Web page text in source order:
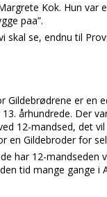
Kok. Hun var
paa”.
se, endnu til
Gildebrødrene er en
århundrede. Der
12-mandsed, det
en Gildebroder for
har 12-mandseden
tid mange gange i